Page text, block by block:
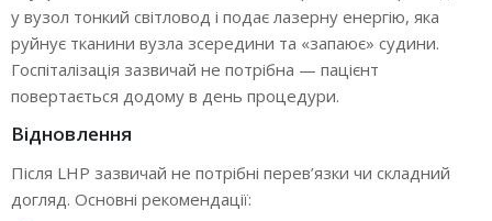
у вузол тонкий світловод і подає лазерну енергію, яка
руйнує тканини вузла зсередини та «запаює» судини.
Госпіталізація зазвичай не потрібна — пацієнт
повертається додому в день процедури.
Відновлення
Після LHP зазвичай не потрібні перев’язки чи складний
догляд. Основні рекомендації: